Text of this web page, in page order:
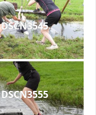
DSCN3545
DSCN3555